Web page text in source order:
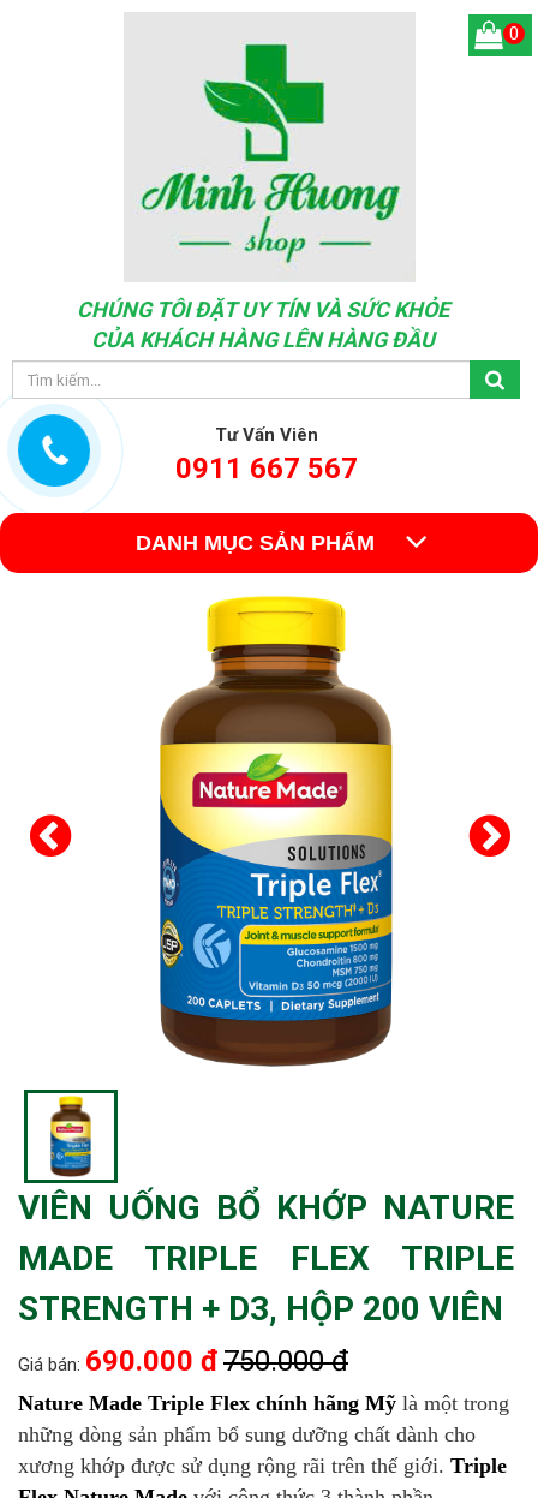
CHÚNG TÔI ĐẶT UY TÍN VÀ SỨC KHỎE
CỦA KHÁCH HÀNG LÊN HÀNG ĐẦU
Tư Vấn Viên
0911 667 567
0
DANH MỤC SẢN PHẨM
VIÊN UỐNG BỔ KHỚP NATURE
MADE TRIPLE FLEX TRIPLE
STRENGTH + D3, HỘP 200 VIÊN
Giá bán: 690.000 đ750.000 đ
Nature Made Triple Flex chính hãng Mỹ là một trong
những dòng sản phẩm bổ sung dưỡng chất dành cho
xương khớp được sử dụng rộng rãi trên thế giới. Triple